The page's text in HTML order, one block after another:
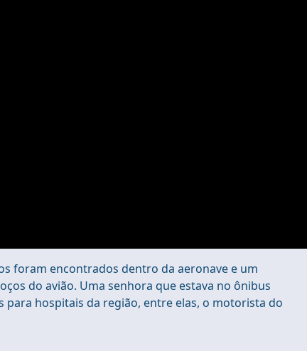
foram encontrados dentro da aeronave e um
do avião. Uma senhora que estava no ônibus
hospitais da região, entre elas, o motorista do